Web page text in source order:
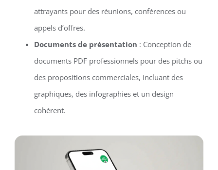
attrayants pour des réunions, conférences ou
appels d’offres.
Documents de présentation : Conception de
documents PDF professionnels pour des pitchs ou
des propositions commerciales, incluant des
graphiques, des infographies et un design
cohérent.